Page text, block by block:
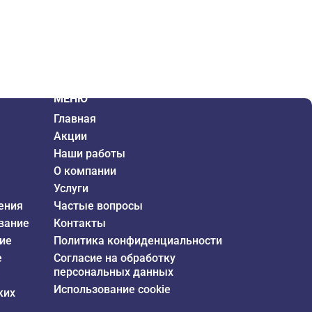
МЕНЮ
Главная
Акции
Наши работы
О компании
Услуги
Частые вопросы
Контакты
Политика конфиденциальности
Согласие на обработку
персональных данных
Использование cookie